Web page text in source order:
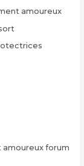
amoureux
forum